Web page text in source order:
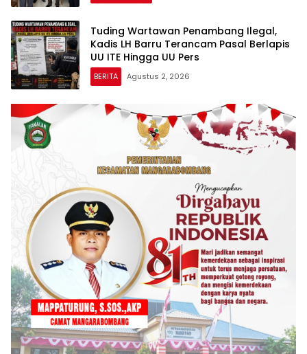
Tuding Wartawan Penambang Ilegal,
Kadis LH Barru Terancam Pasal Berlapis
UU ITE Hingga UU Pers
BERITA Agustus 2, 2026